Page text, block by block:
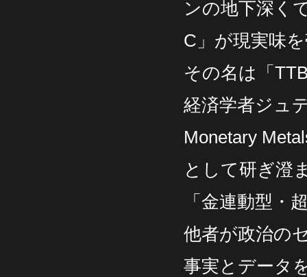
ンの地下深く
C」が現実味
その名は「
経済学者ジュ
Monetary
として研ぎ澄
「金連動型・
他者が政治の
事実とデータ